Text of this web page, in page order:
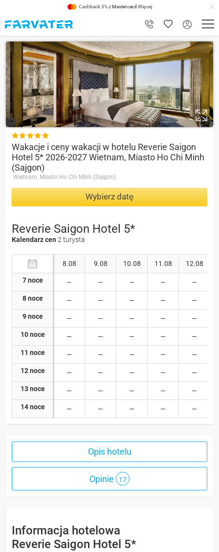
Cashback 3% zMastercard Więcej
9.8

Wakacje i ceny wakacji w hotelu Reverie Saigon
Hotel 5* 2026-2027 Wietnam, Miasto Ho Chi Minh
(Sajgon)
Wietnam, Miasto Ho Chi Minh (Sajgon)
Wybierz datę
Reverie Saigon Hotel 5*
Kalendarz cen 2 turysta
7 noce
8 noce
9 noce
10 noce
11 noce
12 noce
13 noce
14 noce
8.08 9.08 10.08 11.08 12.08
Opis hotelu
Opinie 17
Informacja hotelowa
Reverie Saigon Hotel 5*